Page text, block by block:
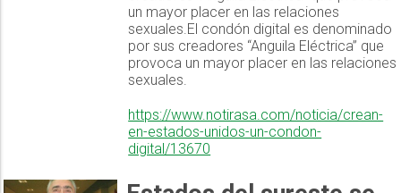
un mayor placer en las relaciones
sexuales.El condón digital es denominado
por sus creadores “Anguila Eléctrica” que
provoca un mayor placer en las relaciones
sexuales.
https://www.notirasa.com/noticia/crean-
en-estados-unidos-un-condon-
digital/13670